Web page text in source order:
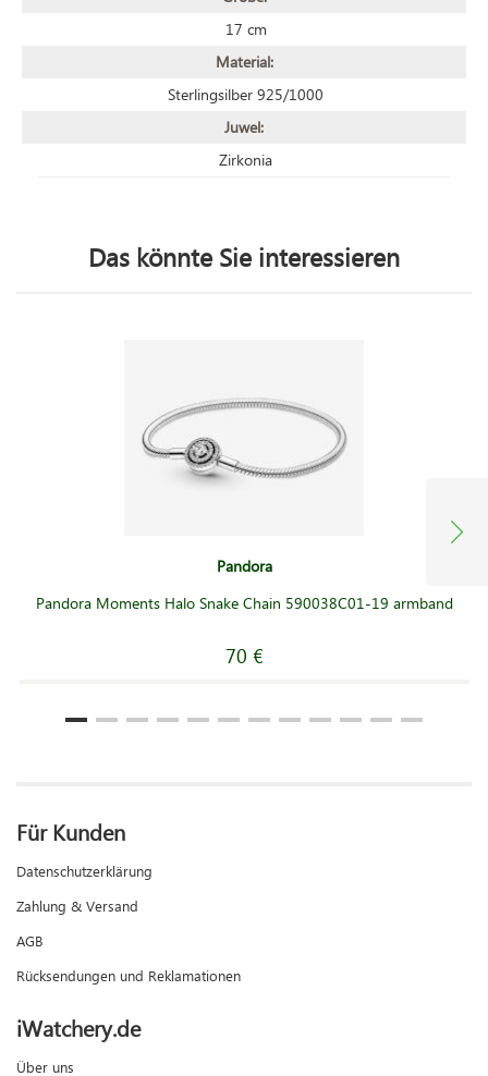
17 cm
Material:
Sterlingsilber 925/1000
Juwel:
Zirkonia
Das könnte Sie interessieren
Pandora
Pandora Moments Halo Snake Chain 590038C01-19 armband
70 €
Für Kunden
Datenschutzerklärung
Zahlung & Versand
AGB
Rücksendungen und Reklamationen
iWatchery.de
Über uns